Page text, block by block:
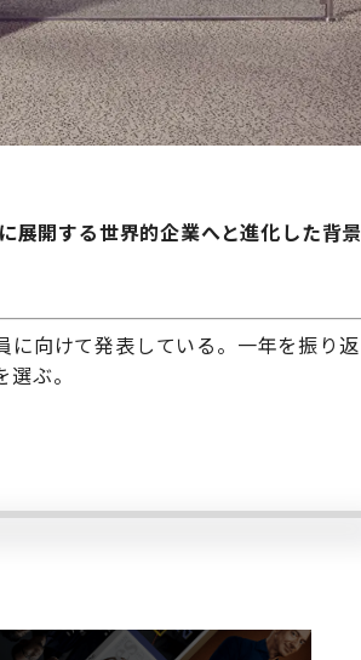
開する世界的企業へと進化した背景
に向けて発表している。一年を振り返
ぶ。